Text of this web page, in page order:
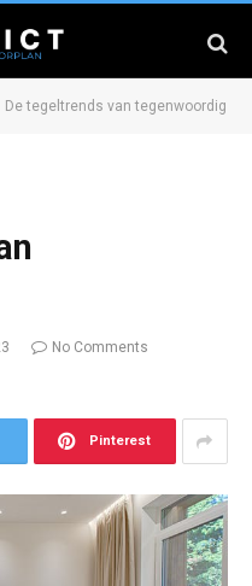
De tegeltrends van tegenwoordig
No Comments
Pinterest